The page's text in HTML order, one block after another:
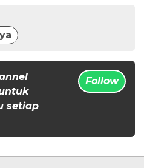
setiap
Follow